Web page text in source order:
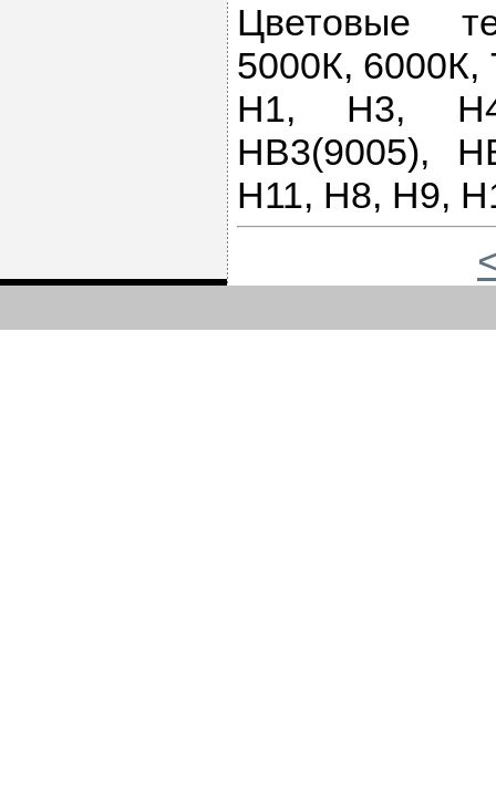
Цветовые
5000К, 6000К,
Н1, Н3,
HB3(9005),
Н11, H8, H9,